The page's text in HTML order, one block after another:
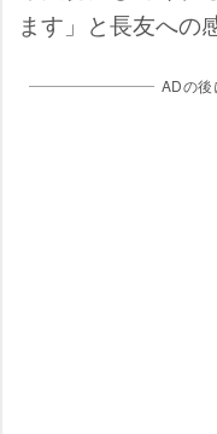
ます」と長友への
ADの後